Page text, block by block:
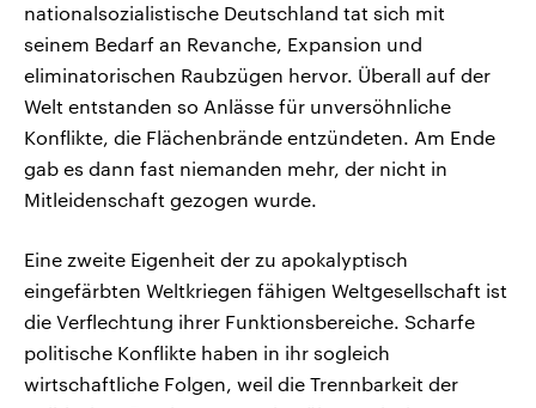
nationalsozialistische Deutschland tat sich mit
seinem Bedarf an Revanche, Expansion und
eliminatorischen Raubzügen hervor. Überall auf der
Welt entstanden so Anlässe für unversöhnliche
Konflikte, die Flächenbrände entzündeten. Am Ende
gab es dann fast niemanden mehr, der nicht in
Mitleidenschaft gezogen wurde.
Eine zweite Eigenheit der zu apokalyptisch
eingefärbten Weltkriegen fähigen Weltgesellschaft ist
die Verflechtung ihrer Funktionsbereiche. Scharfe
politische Konflikte haben in ihr sogleich
wirtschaftliche Folgen, weil die Trennbarkeit der